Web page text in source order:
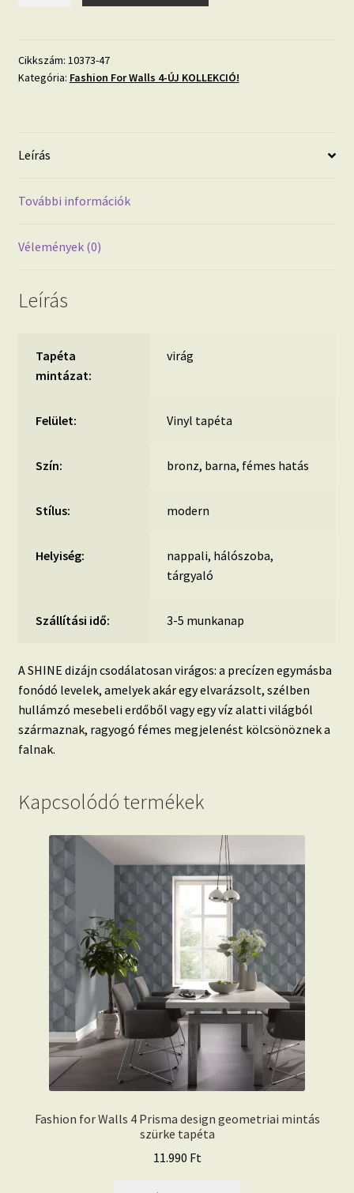
SHINE
design
hatású
barna
Cikkszám: 10373-47
Kategória: Fashion For Walls 4-ÚJ KOLLEKCIÓ!
Leírás
További információk
Vélemények (0)
Leírás
Tapéta
mintázat:
virág
Felület: Vinyl tapéta
Szín: bronz, barna, fémes hatás
Stílus: modern
Helyiség:
nappali, hálószoba,
tárgyaló
Szállítási idő: 3-5 munkanap
A SHINE dizájn csodálatosan virágos: a precízen egymásba
fonódó levelek, amelyek akár egy elvarázsolt, szélben
hullámzó mesebeli erdőből vagy egy víz alatti világból
származnak, ragyogó fémes megjelenést kölcsönöznek a
falnak.
Kapcsolódó termékek
Fashion for Walls 4 Prisma design geometriai mintás
szürke tapéta
11.990 Ft